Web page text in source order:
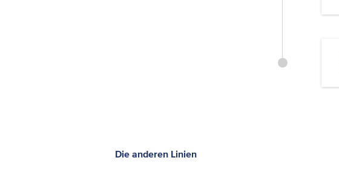
Die anderen Linien